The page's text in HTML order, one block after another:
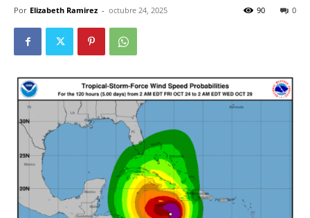
Por Elizabeth Ramirez - octubre 24, 2025 0
90